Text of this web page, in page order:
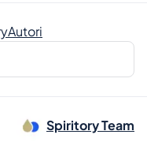
Autori
Spiritory Team